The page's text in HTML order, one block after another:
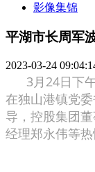
影像集锦
平湖市长周军
2023-03-24
3月24日下午
在独山港镇党
导，控股集团
经理郑永伟等热